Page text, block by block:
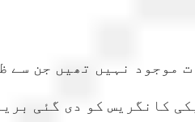
موجود نہیں تھیں جن
کانگریس کو دی گئی